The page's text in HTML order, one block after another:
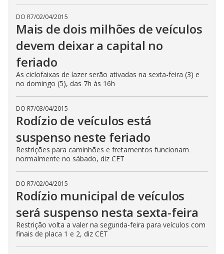
DO R7/02/04/2015
Mais de dois milhões de veículos
devem deixar a capital no
feriado
As ciclofaixas de lazer serão ativadas na sexta-feira (3) e
no domingo (5), das 7h às 16h
DO R7/03/04/2015
Rodízio de veículos está
suspenso neste feriado
Restrições para caminhões e fretamentos funcionam
normalmente no sábado, diz CET
DO R7/02/04/2015
Rodízio municipal de veículos
será suspenso nesta sexta-feira
Restrição volta a valer na segunda-feira para veículos com
finais de placa 1 e 2, diz CET